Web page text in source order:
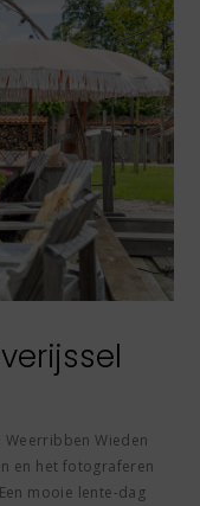
Wieden
en het fotograferen
mooie lente-dag